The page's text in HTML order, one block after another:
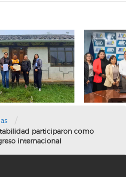
/
participaron como
internacional